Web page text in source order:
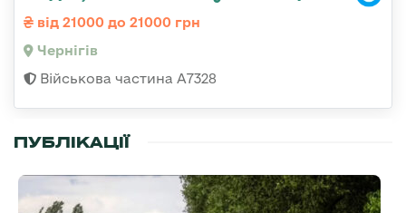
від 21000 до 21000 грн
Чернігів
Військова частина А7328
ПУБЛІКАЦІЇ